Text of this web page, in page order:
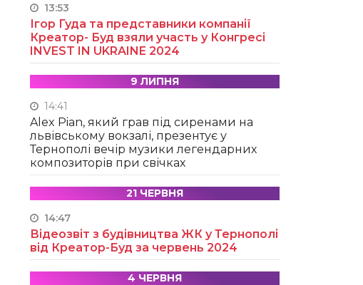
13:53
Ігор Гуда та представники компанії
Креатор- Буд взяли участь у Конгресі
INVEST IN UKRAINE 2024
9 ЛИПНЯ
14:41
Alex Pian, який грав під сиренами на
львівському вокзалі, презентує у
Тернополі вечір музики легендарних
композиторів при свічках
21 ЧЕРВНЯ
14:47
Відеозвіт з будівництва ЖК у Тернополі
від Креатор-Буд за червень 2024
4 ЧЕРВНЯ